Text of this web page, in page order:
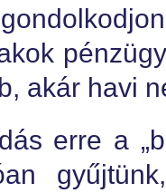
akár havi
erre a